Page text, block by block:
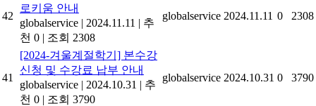
42
로키움 안내
globalservice | 2024.11.11 | 추
천 0 | 조회 2308
globalservice 2024.11.11 0 2308
41
[2024-겨울계절학기] 본수강
신청 및 수강료 납부 안내
globalservice | 2024.10.31 | 추
천 0 | 조회 3790
globalservice 2024.10.31 0 3790